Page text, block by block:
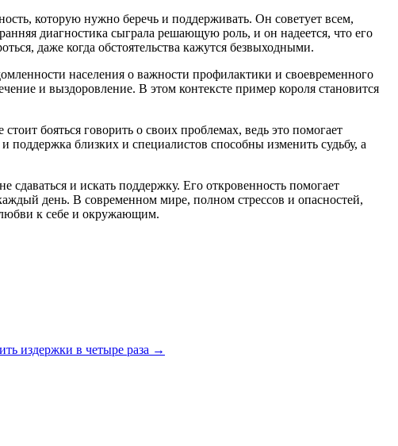
которую нужно беречь и поддерживать. Он советует всем,
диагностика сыграла решающую роль, и он надеется, что его
даже когда обстоятельства кажутся безвыходными.
населения о важности профилактики и своевременного
и выздоровление. В этом контексте пример короля становится
бояться говорить о своих проблемах, ведь это помогает
близких и специалистов способны изменить судьбу, а
и искать поддержку. Его откровенность помогает
день. В современном мире, полном стрессов и опасностей,
любви к себе и окружающим.
издержки в четыре раза →